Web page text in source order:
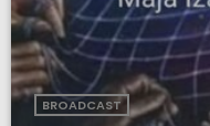
BROADCAST